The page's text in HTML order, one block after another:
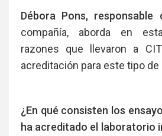
Débora Pons, responsable
compañía, aborda en
razones que llevaron a
acreditación para este tipo de
¿En qué consisten los
ha acreditado el laboratorio